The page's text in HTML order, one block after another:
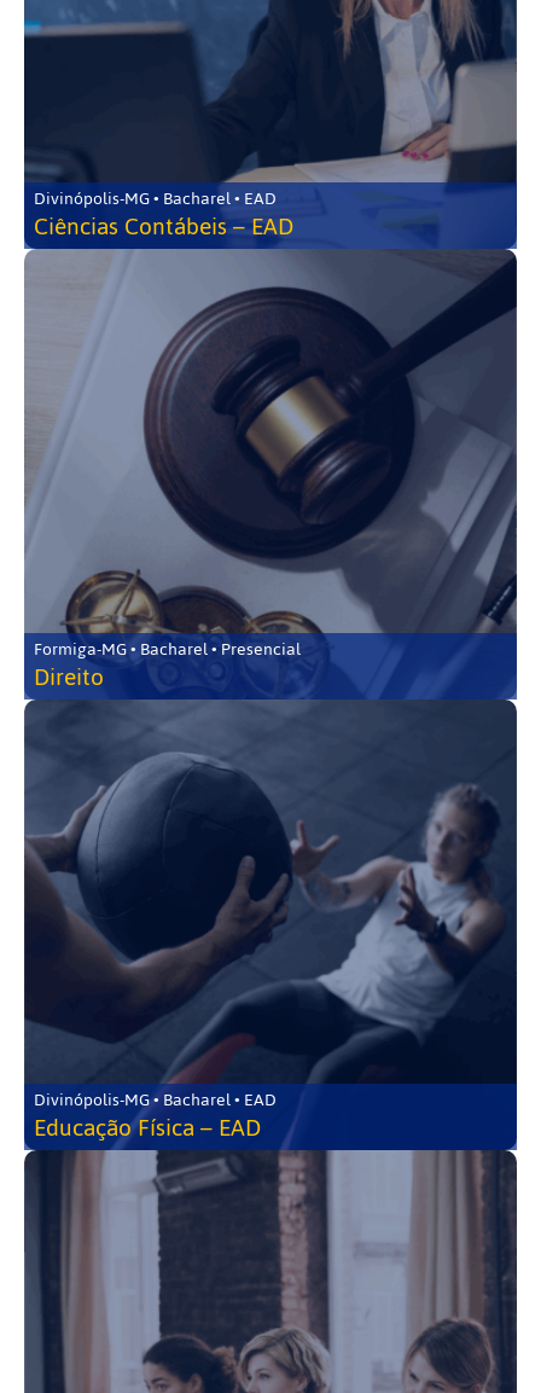
Divinópolis-MG • Bacharel • EAD
Ciências Contábeis – EAD
Formiga-MG • Bacharel • Presencial
Direito
Divinópolis-MG • Bacharel • EAD
Educação Física – EAD